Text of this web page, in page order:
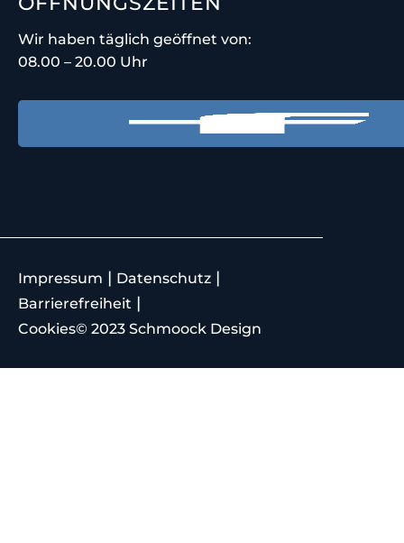
Wir haben täglich geöffnet von:
08.00 – 20.00 Uhr
Impressum | Datenschutz |
Barrierefreiheit |
Cookies© 2023 Schmoock Design